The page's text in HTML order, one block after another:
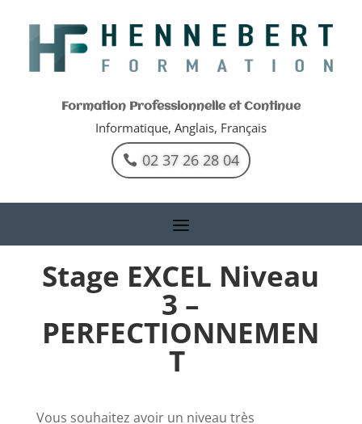
Formation Professionnelle et Continue
Informatique, Anglais, Français
02 37 26 28 04
Stage EXCEL Niveau
3 –
PERFECTIONNEMEN
T
Vous souhaitez avoir un niveau très